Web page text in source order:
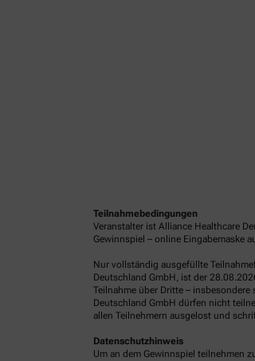
Teilnahmebedingungen
Veranstalter ist Alliance Healthcare
Gewinnspiel – online Eingabemaske
Nur vollständig ausgefüllte
Deutschland GmbH, ist der
Teilnahme über Dritte –
Deutschland GmbH dürfen nicht
allen Teilnehmern ausgelost und
Datenschutzhinweis
Um an dem Gewinnspiel teilnehmen